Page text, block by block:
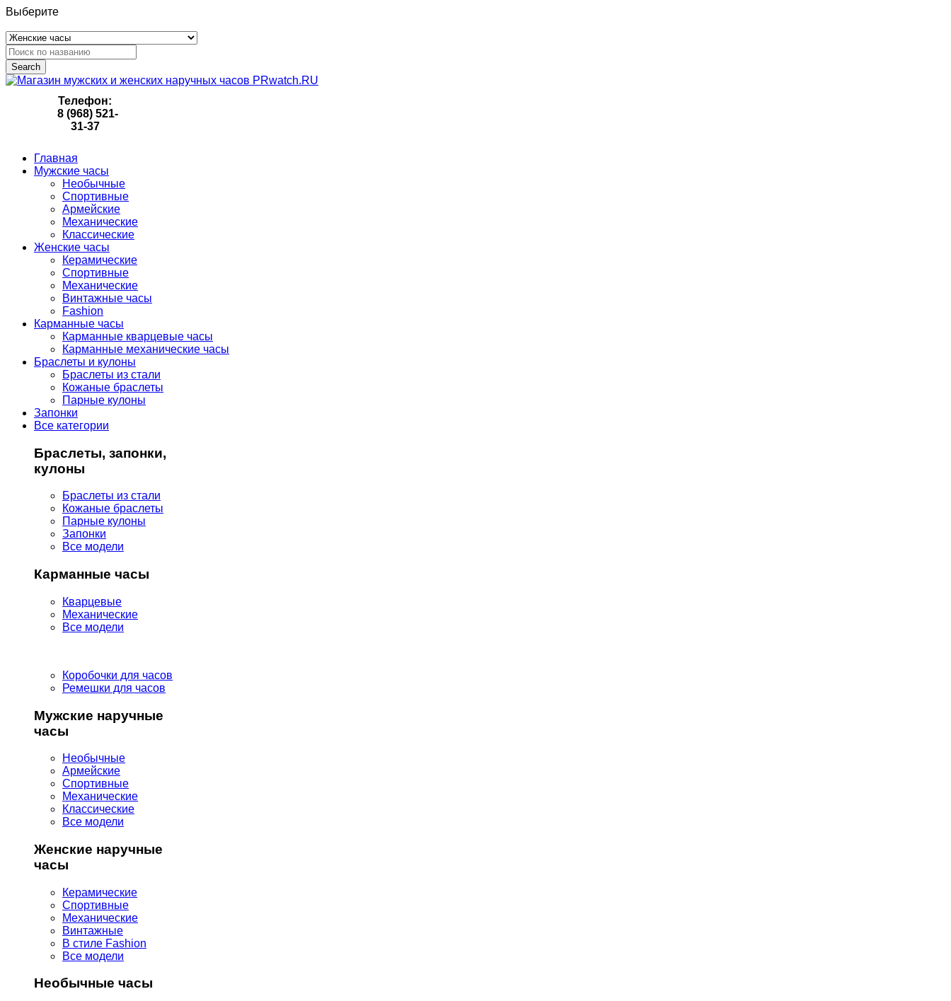
Выберите
Search
Телефон:
8 (968) 521-
31-37
Главная
Мужские часы
Необычные
Спортивные
Армейские
Механические
Классические
Женские часы
Керамические
Спортивные
Механические
Винтажные часы
Fashion
Карманные часы
Карманные кварцевые часы
Карманные механические часы
Браслеты и кулоны
Браслеты из стали
Кожаные браслеты
Парные кулоны
Запонки
Все категории
Браслеты, запонки,
кулоны
Браслеты из стали
Кожаные браслеты
Парные кулоны
Запонки
Все модели
Карманные часы
Кварцевые
Механические
Все модели
Коробочки для часов
Ремешки для часов
Мужские наручные
часы
Необычные
Армейские
Спортивные
Механические
Классические
Все модели
Женские наручные
часы
Керамические
Спортивные
Механические
Винтажные
В стиле Fashion
Все модели
Необычные часы